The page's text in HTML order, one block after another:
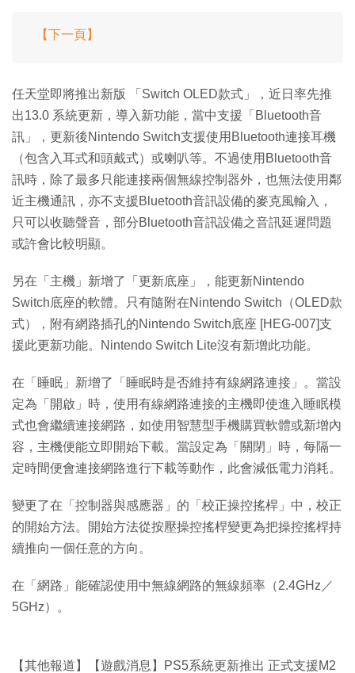
【下一頁】
任天堂即將推出新版 「Switch OLED款式」，近日率先推
出13.0 系統更新，導入新功能，當中支援「Bluetooth音
訊」，更新後Nintendo Switch支援使用Bluetooth連接耳機
（包含入耳式和頭戴式）或喇叭等。不過使用Bluetooth音
訊時，除了最多只能連接兩個無線控制器外，也無法使用鄰
近主機通訊，亦不支援Bluetooth音訊設備的麥克風輸入，
只可以收聽聲音，部分Bluetooth音訊設備之音訊延遲問題
或許會比較明顯。
另在「主機」新增了「更新底座」，能更新Nintendo
Switch底座的軟體。只有隨附在Nintendo Switch（OLED款
式），附有網路插孔的Nintendo Switch底座 [HEG-007]支
援此更新功能。Nintendo Switch Lite沒有新增此功能。
在「睡眠」新增了「睡眠時是否維持有線網路連接」。當設
定為「開啟」時，使用有線網路連接的主機即使進入睡眠模
式也會繼續連接網路，如使用智慧型手機購買軟體或新增內
容，主機便能立即開始下載。當設定為「關閉」時，每隔一
定時間便會連接網路進行下載等動作，此會減低電力消耗。
變更了在「控制器與感應器」的「校正操控搖桿」中，校正
的開始方法。開始方法從按壓操控搖桿變更為把操控搖桿持
續推向一個任意的方向。
在「網路」能確認使用中無線網路的無線頻率（2.4GHz／
5GHz）。
【其他報道】【遊戲消息】PS5系統更新推出 正式支援M2